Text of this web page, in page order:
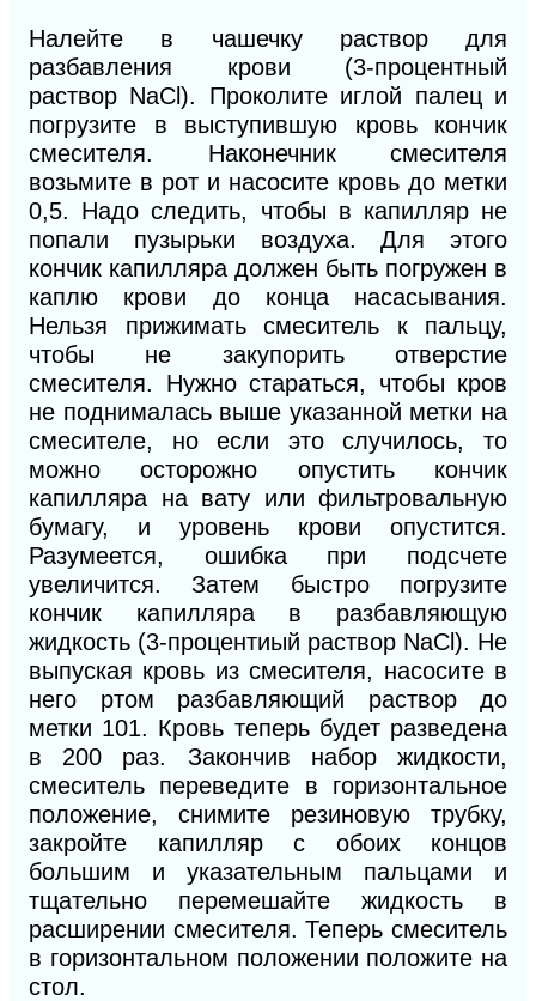
Налейте в чашечку раствор для
разбавления крови (3-процентный
раствор NaCl). Проколите иглой палец и
погрузите в выступившую кровь кончик
смесителя. Наконечник смесителя
возьмите в рот и насосите кровь до метки
0,5. Надо следить, чтобы в капилляр не
попали пузырьки воздуха. Для этого
кончик капилляра должен быть погружен в
каплю крови до конца насасывания.
Нельзя прижимать смеситель к пальцу,
чтобы не закупорить отверстие
смесителя. Нужно стараться, чтобы кров
не поднималась выше указанной метки на
смесителе, но если это случилось, то
можно осторожно опустить кончик
капилляра на вату или фильтровальную
бумагу, и уровень крови опустится.
Разумеется, ошибка при подсчете
увеличится. Затем быстро погрузите
кончик капилляра в разбавляющую
жидкость (3-процентиый раствор NaCl). Не
выпуская кровь из смесителя, насосите в
него ртом разбавляющий раствор до
метки 101. Кровь теперь будет разведена
в 200 раз. Закончив набор жидкости,
смеситель переведите в горизонтальное
положение, снимите резиновую трубку,
закройте капилляр с обоих концов
большим и указательным пальцами и
тщательно перемешайте жидкость в
расширении смесителя. Теперь смеситель
в горизонтальном положении положите на
стол.